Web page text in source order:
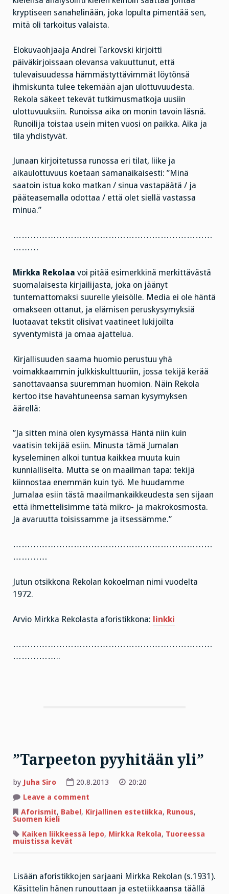
kryptiseen sanahelinään, joka lopulta pimentää sen,
mitä oli tarkoitus valaista.
Elokuvaohjaaja Andrei Tarkovski kirjoitti
päiväkirjoissaan olevansa vakuuttunut, että
tulevaisuudessa hämmästyttävimmät löytönsä
ihmiskunta tulee tekemään ajan ulottuvuudesta.
Rekola säkeet tekevät tutkimusmatkoja uusiin
ulottuvuuksiin. Runoissa aika on monin tavoin läsnä.
Runoilija toistaa usein miten vuosi on paikka. Aika ja
tila yhdistyvät.
Junaan kirjoitetussa runossa eri tilat, liike ja
aikaulottuvuus koetaan samanaikaisesti: ”Minä
saatoin istua koko matkan / sinua vastapäätä / ja
pääteasemalla odottaa / että olet siellä vastassa
minua.”
……………………………………………………………
………
Mirkka Rekolaa voi pitää esimerkkinä merkittävästä
suomalaisesta kirjailijasta, joka on jäänyt
tuntemattomaksi suurelle yleisölle. Media ei ole häntä
omakseen ottanut, ja elämisen peruskysymyksiä
luotaavat tekstit olisivat vaatineet lukijoilta
syventymistä ja omaa ajattelua.
Kirjallisuuden saama huomio perustuu yhä
voimakkaammin julkkiskulttuuriin, jossa tekijä kerää
sanottavaansa suuremman huomion. Näin Rekola
kertoo itse havahtuneensa saman kysymyksen
äärellä:
”Ja sitten minä olen kysymässä Häntä niin kuin
vaatisin tekijää esiin. Minusta tämä Jumalan
kyseleminen alkoi tuntua kaikkea muuta kuin
kunnialliselta. Mutta se on maailman tapa: tekijä
kiinnostaa enemmän kuin työ. Me huudamme
Jumalaa esiin tästä maailmankaikkeudesta sen sijaan
että ihmettelisimme tätä mikro- ja makrokosmosta.
Ja avaruutta toisissamme ja itsessämme.”
……………………………………………………………
…………
Jutun otsikkona Rekolan kokoelman nimi vuodelta
1972.
Arvio Mirkka Rekolasta aforistikkona: linkki
……………………………………………………………
……………..
”Tarpeeton pyyhitään yli”
by Juha Siro 20.8.2013
20:20
Leave a comment
pyyhitään
yli”
Aforismit, Babel, Kirjallinen estetiikka, Runous,
Suomen kieli
Kaiken liikkeessä lepo, Mirkka Rekola, Tuoreessa
muistissa kevät
Lisään aforistikkojen sarjaani Mirkka Rekolan (s.1931).
Käsittelin hänen runouttaan ja estetiikkaansa täällä